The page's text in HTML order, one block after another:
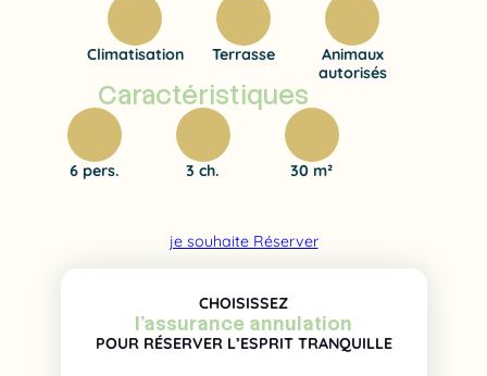
Climatisation Terrasse
Animaux
autorisés
Caractéristiques
6 pers. 3 ch. 30 m²
je souhaite Réserver
CHOISISSEZ
l’assurance annulation
POUR RÉSERVER L’ESPRIT TRANQUILLE